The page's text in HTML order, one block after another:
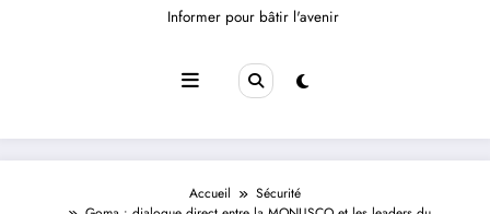
Informer pour bâtir l'avenir
Accueil
Sécurité